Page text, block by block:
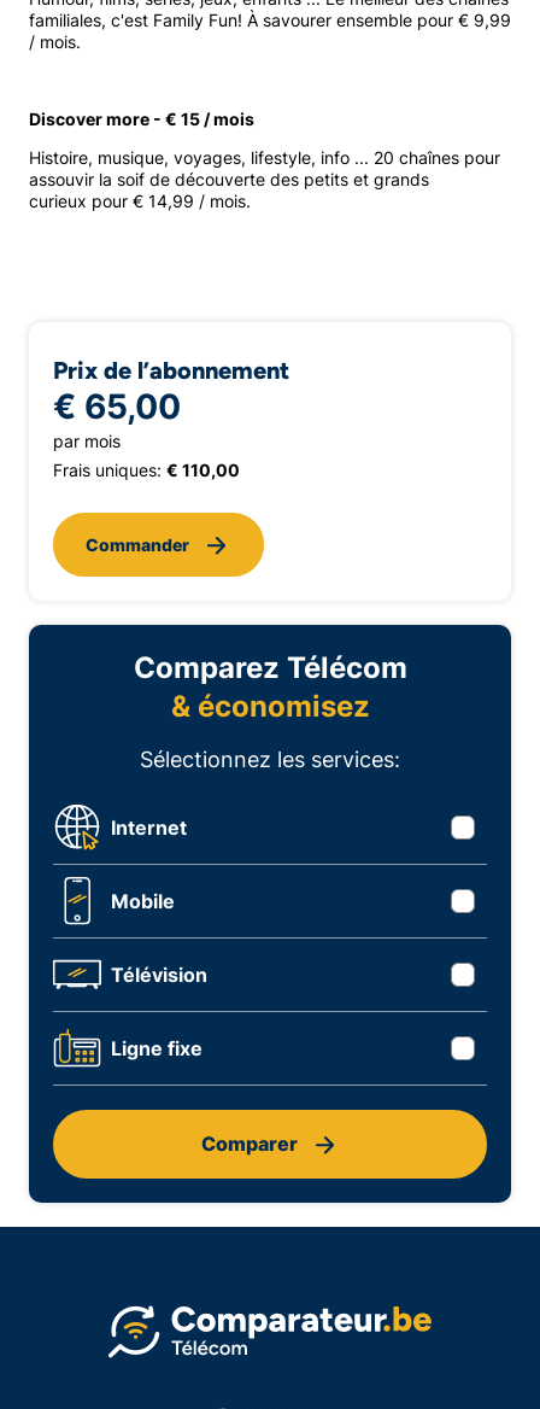
familiales, c'est Family Fun! À savourer ensemble pour € 9,99
/ mois.
Discover more - € 15 / mois
Histoire, musique, voyages, lifestyle, info ... 20 chaînes pour
assouvir la soif de découverte des petits et grands
curieux pour € 14,99 / mois.
Prix de l’abonnement
€ 65,00
par mois
Frais uniques: € 110,00
Commander
Comparez Télécom
& économisez
Sélectionnez les services:
Internet
Mobile
Télévision
Ligne fixe
Comparer